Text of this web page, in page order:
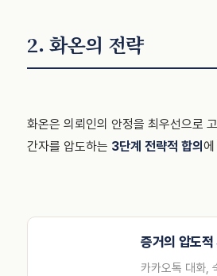
2. 화온의 전략
화온은 의뢰인의 안정을 최우선으로
간자를 압도하는 3단계 전략적 합의
증거의 압도적
카카오톡 대화,